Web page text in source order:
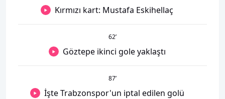
Kırmızı kart: Mustafa Eskihellaç
62’
Göztepe ikinci gole yaklaştı
87’
İşte Trabzonspor'un iptal edilen golü